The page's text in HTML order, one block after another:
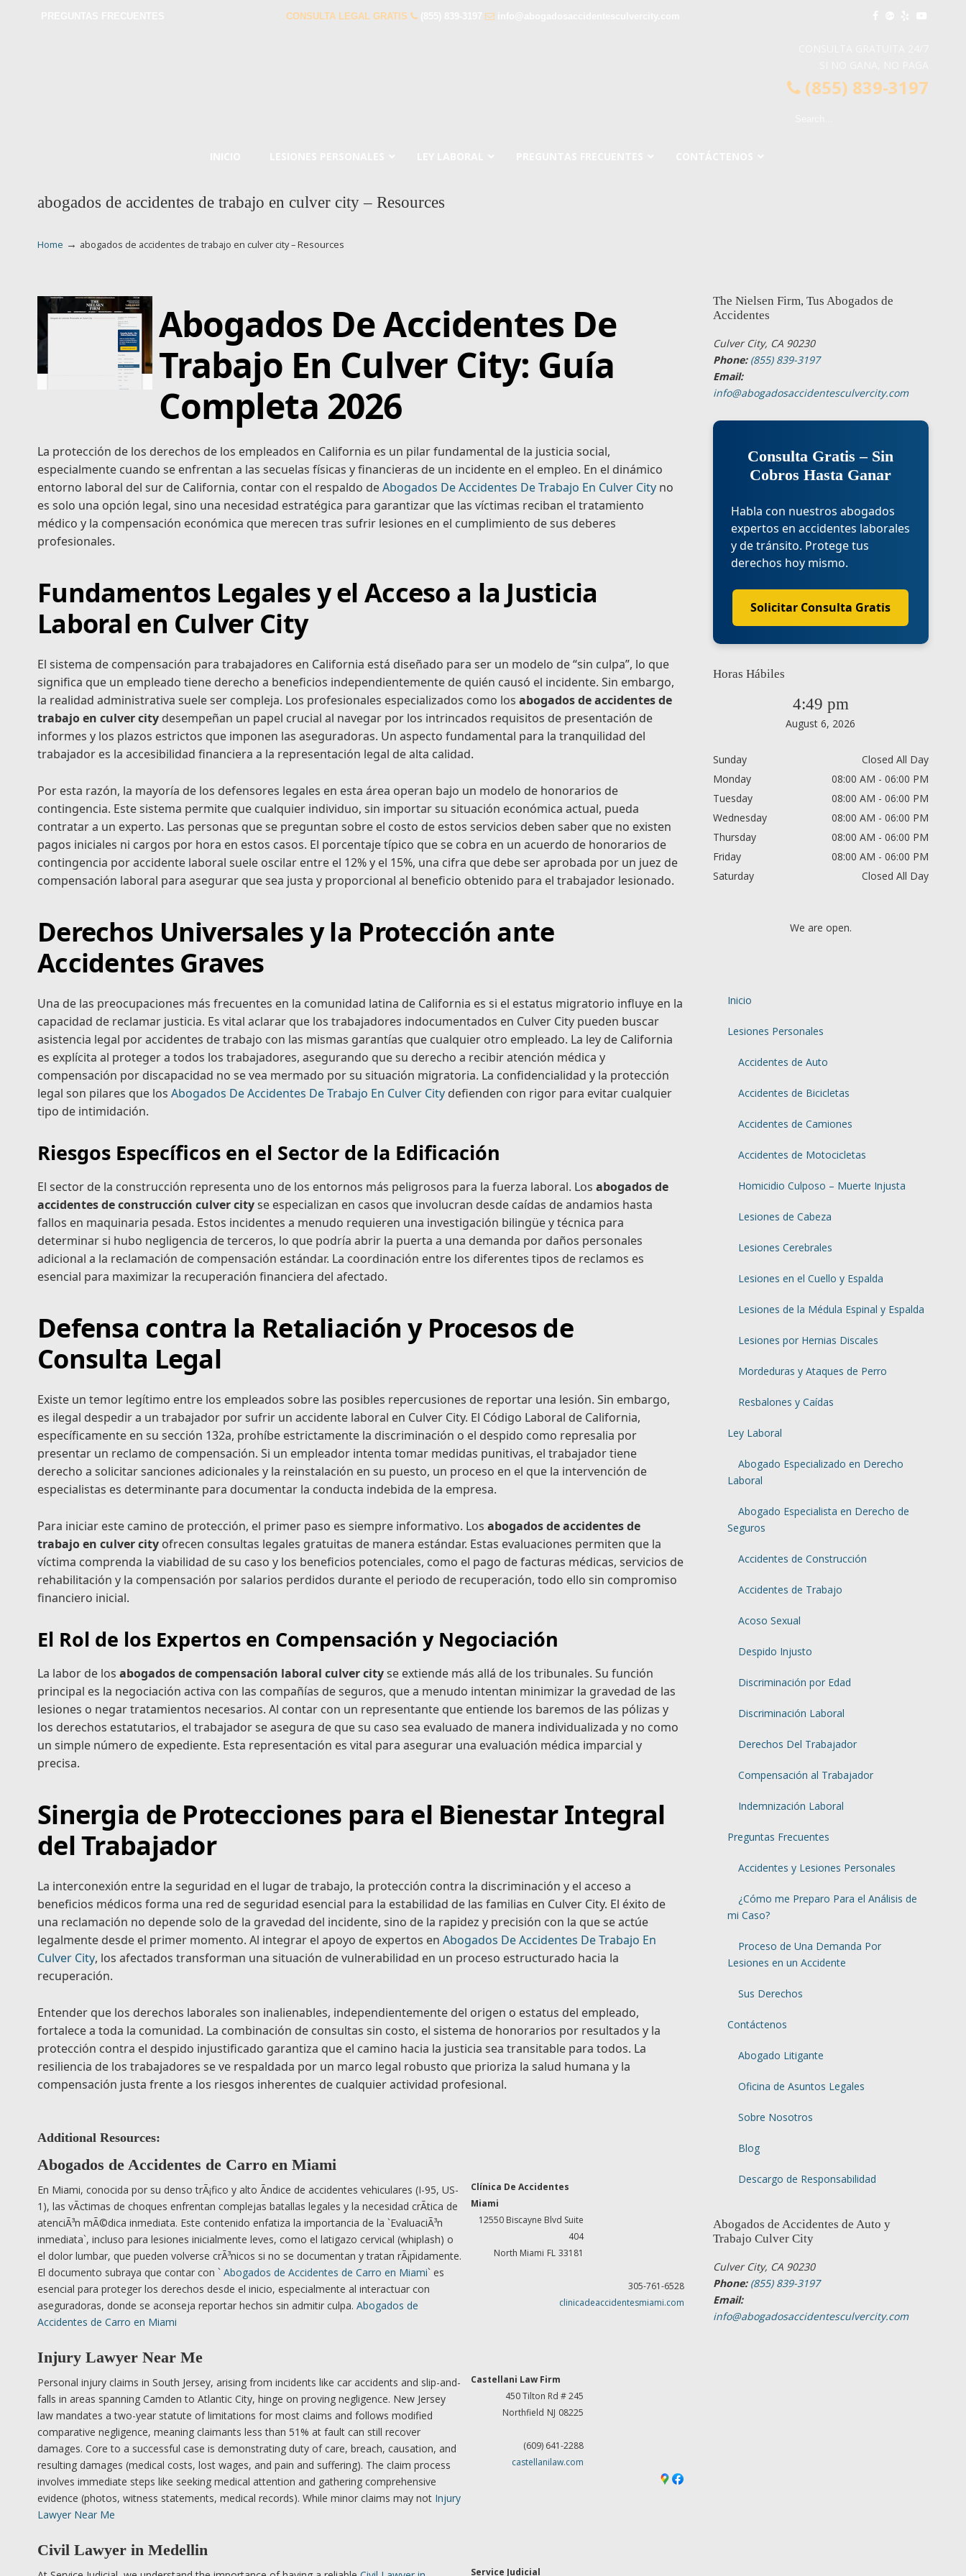
CONSULTA LEGAL GRATIS
(855) 839-3197
abogados de accidentes de trabajo en culver city – Resources
Home → abogados de accidentes de trabajo en culver city – Resources
Abogados De Accidentes De
Trabajo En Culver City: Guía
Completa 2026
La protección de los derechos de los empleados en California es un pilar fundamental de la justicia social,
especialmente cuando se enfrentan a las secuelas físicas y financieras de un incidente en el empleo. En el dinámico
entorno laboral del sur de California, contar con el respaldo deAbogados De Accidentes De Trabajo En Culver City no
es solo una opción legal, sino una necesidad estratégica para garantizar que las víctimas reciban el tratamiento
médico y la compensación económica que merecen tras sufrir lesiones en el cumplimiento de sus deberes
profesionales.
Fundamentos Legales y el Acceso a la Justicia
Laboral en Culver City
El sistema de compensación para trabajadores en California está diseñado para ser un modelo de “sin culpa”, lo que
significa que un empleado tiene derecho a beneficios independientemente de quién causó el incidente. Sin embargo,
la realidad administrativa suele ser compleja. Los profesionales especializados como los abogados de accidentes de
trabajo en culver city desempeñan un papel crucial al navegar por los intrincados requisitos de presentación de
informes y los plazos estrictos que imponen las aseguradoras. Un aspecto fundamental para la tranquilidad del
trabajador es la accesibilidad financiera a la representación legal de alta calidad.
Por esta razón, la mayoría de los defensores legales en esta área operan bajo un modelo de honorarios de
contingencia. Este sistema permite que cualquier individuo, sin importar su situación económica actual, pueda
contratar a un experto. Las personas que se preguntan sobre el costo de estos servicios deben saber que no existen
pagos iniciales ni cargos por hora en estos casos. El porcentaje típico que se cobra en un acuerdo de honorarios de
contingencia por accidente laboral suele oscilar entre el 12% y el 15%, una cifra que debe ser aprobada por un juez de
compensación laboral para asegurar que sea justa y proporcional al beneficio obtenido para el trabajador lesionado.
Derechos Universales y la Protección ante
Accidentes Graves
Una de las preocupaciones más frecuentes en la comunidad latina de California es si el estatus migratorio influye en la
capacidad de reclamar justicia. Es vital aclarar que los trabajadores indocumentados en Culver City pueden buscar
asistencia legal por accidentes de trabajo con las mismas garantías que cualquier otro empleado. La ley de California
es explícita al proteger a todos los trabajadores, asegurando que su derecho a recibir atención médica y
compensación por discapacidad no se vea mermado por su situación migratoria. La confidencialidad y la protección
legal son pilares que los Abogados De Accidentes De Trabajo En Culver City defienden con rigor para evitar cualquier
tipo de intimidación.
Riesgos Específicos en el Sector de la Edificación
El sector de la construcción representa uno de los entornos más peligrosos para la fuerza laboral. Los abogados de
accidentes de construcción culver cityse especializan en casos que involucran desde caídas de andamios hasta
fallos en maquinaria pesada. Estos incidentes a menudo requieren una investigación bilingüe y técnica para
determinar si hubo negligencia de terceros, lo que podría abrir la puerta a una demanda por daños personales
adicional a la reclamación de compensación estándar. La coordinación entre los diferentes tipos de reclamos es
esencial para maximizar la recuperación financiera del afectado.
Defensa contra la Retaliación y Procesos de
Consulta Legal
Existe un temor legítimo entre los empleados sobre las posibles repercusiones de reportar una lesión. Sin embargo,
es ilegal despedir a un trabajador por sufrir un accidente laboral en Culver City. El Código Laboral de California,
específicamente en su sección 132a, prohíbe estrictamente la discriminación o el despido como represalia por
presentar un reclamo de compensación. Si un empleador intenta tomar medidas punitivas, el trabajador tiene
derecho a solicitar sanciones adicionales y la reinstalación en su puesto, un proceso en el que la intervención de
especialistas es determinante para documentar la conducta indebida de la empresa.
Para iniciar este camino de protección, el primer paso es siempre informativo. Los abogados de accidentes de
trabajo en culver city ofrecen consultas legales gratuitas de manera estándar. Estas evaluaciones permiten que la
víctima comprenda la viabilidad de su caso y los beneficios potenciales, como el pago de facturas médicas, servicios de
rehabilitación y la compensación por salarios perdidos durante el periodo de recuperación, todo ello sin compromiso
financiero inicial.
El Rol de los Expertos en Compensación y Negociación
La labor de los abogados de compensación laboral culver cityse extiende más allá de los tribunales. Su función
principal es la negociación activa con las compañías de seguros, que a menudo intentan minimizar la gravedad de las
lesiones o negar tratamientos necesarios. Al contar con un representante que entiende los baremos de las pólizas y
los derechos estatutarios, el trabajador se asegura de que su caso sea evaluado de manera individualizada y no como
un simple número de expediente. Esta representación es vital para asegurar una evaluación médica imparcial y
precisa.
Sinergia de Protecciones para el Bienestar Integral
del Trabajador
La interconexión entre la seguridad en el lugar de trabajo, la protección contra la discriminación y el acceso a
beneficios médicos forma una red de seguridad esencial para la estabilidad de las familias en Culver City. El éxito de
una reclamación no depende solo de la gravedad del incidente, sino de la rapidez y precisión con la que se actúe
legalmente desde el primer momento. Al integrar el apoyo de expertos en Abogados De Accidentes De Trabajo En
Culver City, los afectados transforman una situación de vulnerabilidad en un proceso estructurado hacia la
recuperación.
Entender que los derechos laborales son inalienables, independientemente del origen o estatus del empleado,
fortalece a toda la comunidad. La combinación de consultas sin costo, el sistema de honorarios por resultados y la
protección contra el despido injustificado garantiza que el camino hacia la justicia sea transitable para todos. La
resiliencia de los trabajadores se ve respaldada por un marco legal robusto que prioriza la salud humana y la
compensación justa frente a los riesgos inherentes de cualquier actividad profesional.
Additional Resources:
Abogados de Accidentes de Carro en Miami
Clínica De Accidentes
Miami
12550 Biscayne Blvd Suite
404
North Miami FL 33181
305-761-6528
clinicadeaccidentesmiami.com
En Miami, conocida por su denso trÃ¡fico y alto Ã­ndice de accidentes vehiculares (I-95, US-
1), las vÃ­ctimas de choques enfrentan complejas batallas legales y la necesidad crÃ­tica de
atenciÃ³n mÃ©dica inmediata. Este contenido enfatiza la importancia de la `EvaluaciÃ³n
inmediata`, incluso para lesiones inicialmente leves, como el latigazo cervical (whiplash) o
el dolor lumbar, que pueden volverse crÃ³nicos si no se documentan y tratan rÃ¡pidamente.
El documento subraya que contar con ` Abogados de Accidentes de Carro en Miami` es
esencial para proteger los derechos desde el inicio, especialmente al interactuar con
aseguradoras, donde se aconseja reportar hechos sin admitir culpa. Abogados de
Accidentes de Carro en Miami
Injury Lawyer Near Me
Castellani Law Firm
450 Tilton Rd # 245
Northfield NJ 08225
(609) 641-2288
castellanilaw.com
Personal injury claims in South Jersey, arising from incidents like car accidents and slip-and-
falls in areas spanning Camden to Atlantic City, hinge on proving negligence. New Jersey
law mandates a two-year statute of limitations for most claims and follows modified
comparative negligence, meaning claimants less than 51% at fault can still recover
damages. Core to a successful case is demonstrating duty of care, breach, causation, and
resulting damages (medical costs, lost wages, and pain and suffering). The claim process
involves immediate steps like seeking medical attention and gathering comprehensive
evidence (photos, witness statements, medical records). While minor claims may not Injury
Lawyer Near Me
Civil Lawyer in Medellin
Service Judicial
The Nielsen Firm, Tus Abogados de
Accidentes
Culver City, CA 90230
Phone: (855) 839-3197
Email:
info@abogadosaccidentesculvercity.com
Consulta Gratis – Sin
Cobros Hasta Ganar
Habla con nuestros abogados
expertos en accidentes laborales
y de tránsito. Protege tus
derechos hoy mismo.
Solicitar Consulta Gratis
Horas Hábiles
4:49 pm
August 6, 2026
Sunday
Closed All Day
Monday
08:00 AM - 06:00 PM
Tuesday
08:00 AM - 06:00 PM
Wednesday
08:00 AM - 06:00 PM
Thursday
08:00 AM - 06:00 PM
Friday
08:00 AM - 06:00 PM
Saturday
Closed All Day
We are open.
Inicio
Lesiones Personales
Accidentes de Auto
Accidentes de Bicicletas
Accidentes de Camiones
Accidentes de Motocicletas
Homicidio Culposo – Muerte Injusta
Lesiones de Cabeza
Lesiones Cerebrales
Lesiones en el Cuello y Espalda
Lesiones de la Médula Espinal y Espalda
Lesiones por Hernias Discales
Mordeduras y Ataques de Perro
Resbalones y Caídas
Ley Laboral
Abogado Especializado en Derecho
Laboral
Abogado Especialista en Derecho de
Seguros
Accidentes de Construcción
Accidentes de Trabajo
Acoso Sexual
Despido Injusto
Discriminación por Edad
Discriminación Laboral
Derechos Del Trabajador
Compensación al Trabajador
Indemnización Laboral
Preguntas Frecuentes
Accidentes y Lesiones Personales
¿Cómo me Preparo Para el Análisis de
mi Caso?
Proceso de Una Demanda Por
Lesiones en un Accidente
Sus Derechos
Contáctenos
Abogado Litigante
Oficina de Asuntos Legales
Sobre Nosotros
Blog
Descargo de Responsabilidad
Abogados de Accidentes de Auto y
Trabajo Culver City
Culver City, CA 90230
Phone: (855) 839-3197
Email:
info@abogadosaccidentesculvercity.com